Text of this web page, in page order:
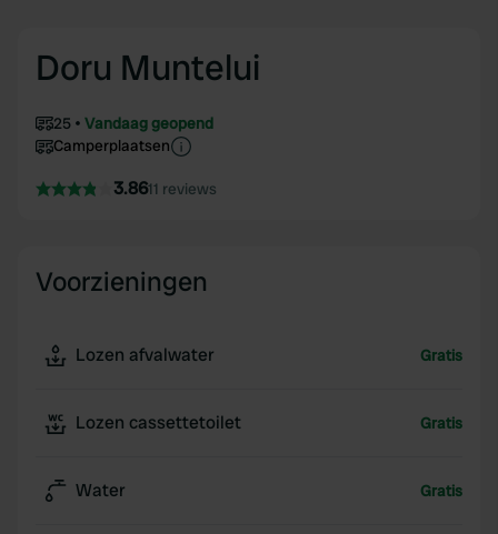
Doru Muntelui
25
Vandaag geopend
Camperplaatsen
3.8611 reviews
Voorzieningen
Lozen afvalwater Gratis
Lozen cassettetoilet Gratis
Water Gratis